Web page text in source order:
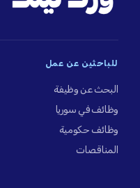
للباحثين عن عمل
البحث عن وظيفة
وظائف في سوريا
وظائف حكومية
المناقصات